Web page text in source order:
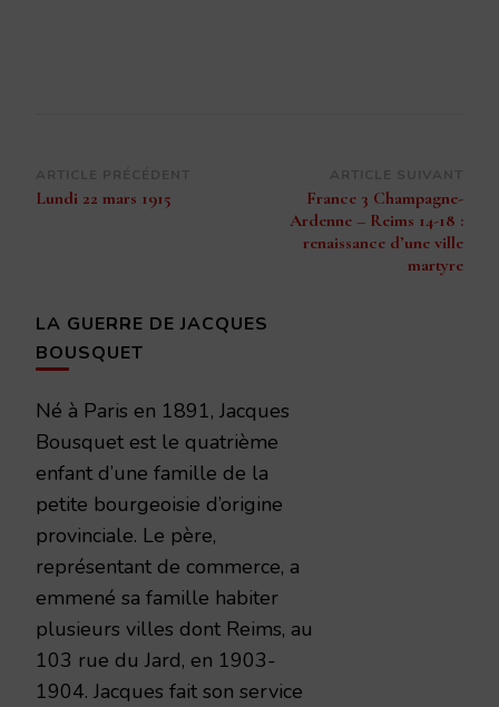
Navigation
d’article
Lundi 22 mars 1915
France 3 Champagne-
Ardenne – Reims 14-18 :
renaissance d’une ville
martyre
LA GUERRE DE JACQUES
BOUSQUET
Né à Paris en 1891, Jacques
Bousquet est le quatrième
enfant d’une famille de la
petite bourgeoisie d’origine
provinciale. Le père,
représentant de commerce, a
emmené sa famille habiter
plusieurs villes dont Reims, au
103 rue du Jard, en 1903-
1904. Jacques fait son service